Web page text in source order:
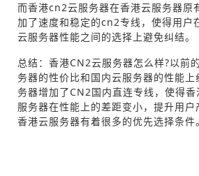
而香港cn2云服务器在香港云服务器原
加了速度和稳定的cn2专线，使得用户
云服务器性能之间的选择上避免纠结。
总结：香港CN2云服务器怎么样?以前
务器的性价比和国内云服务器的性能上
务器增加了CN2国内直连专线，使得
服务器在性能上的差距变小，提升用
香港云服务器有着很多的优先选择条件。